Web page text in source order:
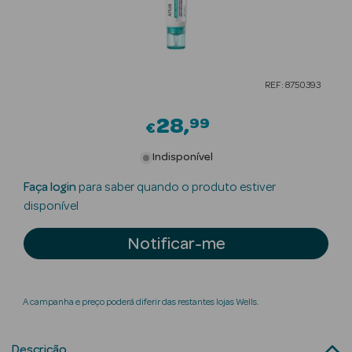
Luxo
Beauty Season
Nutricosmética
Perfumes
REF: 8750393
€28 99
Indisponível
Faça login para saber quando o produto estiver
disponível
Notificar-me
A campanha e preço poderá diferir das restantes lojas Wells.